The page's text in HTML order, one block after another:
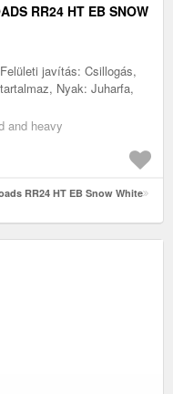
RR24 HT EB SNOW
javítás: Csillogás,
Nyak: Juharfa,
and heavy
RR24 HT EB Snow White